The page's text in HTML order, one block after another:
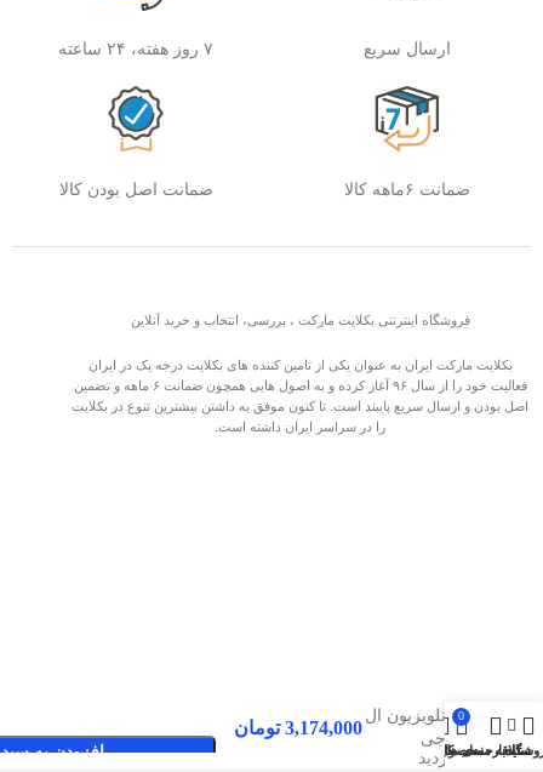
ارسال سریع ۷ روز هفته، ۲۴ ساعته
ضمانت ۶ماهه کالا ضمانت اصل بودن کالا
فروشگاه اینترنتی بکلایت مارکت ، بررسی، انتخاب و خرید آنلاین
بکلایت مارکت ایران به عنوان یکی از تامین کننده های بکلایت درجه یک در ایران
فعالیت خود را از سال ۹۶ آغاز کرده و به اصول هایی همچون ضمانت ۶ ماهه و تضمین
اصل بودن و ارسال سریع پایبند است. تا کنون موفق به داشتن بیشترین تنوع در بکلایت
را در سراسر ایران داشته است.
صفحات پربازدید
تلویزیون ال
جی
49SM81002
3,174,000 تومان
افزودن به سایدبار
علاقه مندی ها
0
محصول
حساب کاربری من